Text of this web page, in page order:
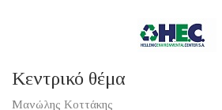
Κεντρικό θέμα
Μανώλης Κοττάκης